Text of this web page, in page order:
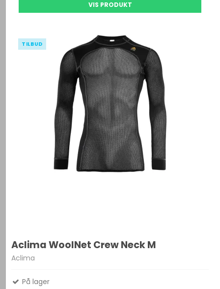
VIS PRODUKT
TILBUD
Aclima WoolNet Crew Neck M
Aclima
På lager